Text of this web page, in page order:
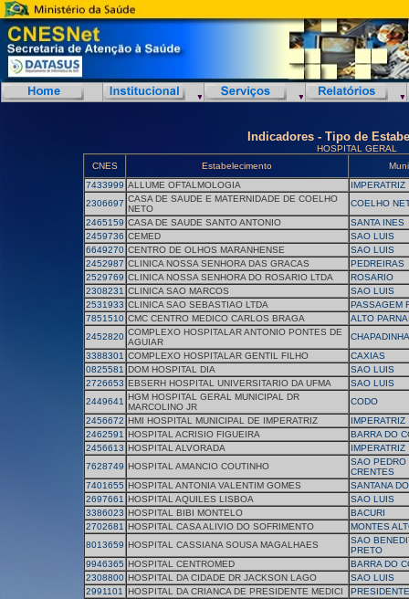
Indicadores - Tipo de
HOSPITAL GERAL
CNES
Estabelecimento
7433999 ALLUME OFTALMOLOGIA
IMPERATRIZ
2306697 CASA DE SAUDE E MATERNIDADE DE COELHO
NETO
COELHO
2465159 CASA DE SAUDE SANTO ANTONIO
SANTA INES
2459736 CEMED
SAO LUIS
6649270 CENTRO DE OLHOS MARANHENSE
SAO LUIS
2452987 CLINICA NOSSA SENHORA DAS GRACAS
PEDREIRAS
2529769 CLINICA NOSSA SENHORA DO ROSARIO LTDA
ROSARIO
2308231 CLINICA SAO MARCOS
SAO LUIS
2531933 CLINICA SAO SEBASTIAO LTDA
PASSAGEM
7851510 CMC CENTRO MEDICO CARLOS BRAGA
ALTO
2452820 COMPLEXO HOSPITALAR ANTONIO PONTES DE
AGUIAR
CHAPADINHA
3388301 COMPLEXO HOSPITALAR GENTIL FILHO
CAXIAS
0825581 DOM HOSPITAL DIA
SAO LUIS
2726653 EBSERH HOSPITAL UNIVERSITARIO DA UFMA
SAO LUIS
2449641 HGM HOSPITAL GERAL MUNICIPAL DR
MARCOLINO JR
CODO
2456672 HMI HOSPITAL MUNICIPAL DE IMPERATRIZ
IMPERATRIZ
2462591 HOSPITAL ACRISIO FIGUEIRA
BARRA DO
2456613 HOSPITAL ALVORADA
IMPERATRIZ
7628749 HOSPITAL AMANCIO COUTINHO
SAO PEDRO
CRENTES
7401655 HOSPITAL ANTONIA VALENTIM GOMES
SANTANA
2697661 HOSPITAL AQUILES LISBOA
SAO LUIS
3386023 HOSPITAL BIBI MONTELO
BACURI
2702681 HOSPITAL CASA ALIVIO DO SOFRIMENTO
MONTES
8013659 HOSPITAL CASSIANA SOUSA MAGALHAES
SAO
PRETO
9946365 HOSPITAL CENTROMED
BARRA DO
2308800 HOSPITAL DA CIDADE DR JACKSON LAGO
SAO LUIS
2991101
HOSPITAL DA CRIANCA DE PRESIDENTE MEDICI